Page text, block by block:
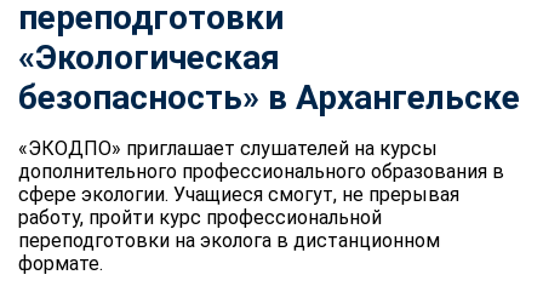
переподготовки
«Экологическая
безопасность» в Архангельске
«ЭКОДПО» приглашает слушателей на курсы
дополнительного профессионального образования в
сфере экологии. Учащиеся смогут, не прерывая
работу, пройти курс профессиональной
переподготовки на эколога в дистанционном
формате.